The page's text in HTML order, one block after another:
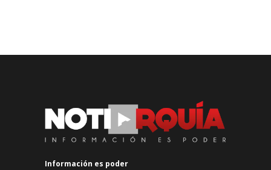
Información es poder